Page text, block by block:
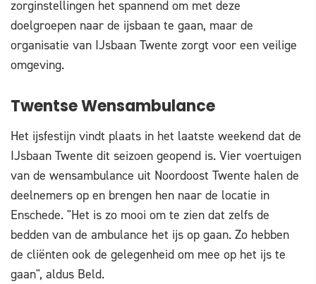
zorginstellingen het spannend om met deze
doelgroepen naar de ijsbaan te gaan, maar de
organisatie van IJsbaan Twente zorgt voor een veilige
omgeving.
Twentse Wensambulance
Het ijsfestijn vindt plaats in het laatste weekend dat de
IJsbaan Twente dit seizoen geopend is. Vier voertuigen
van de wensambulance uit Noordoost Twente halen de
deelnemers op en brengen hen naar de locatie in
Enschede. "Het is zo mooi om te zien dat zelfs de
bedden van de ambulance het ijs op gaan. Zo hebben
de cliënten ook de gelegenheid om mee op het ijs te
gaan", aldus Beld.